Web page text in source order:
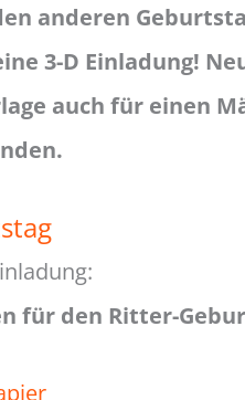
anderen
3-D Einladung!
auch für einen
für den Ritter-